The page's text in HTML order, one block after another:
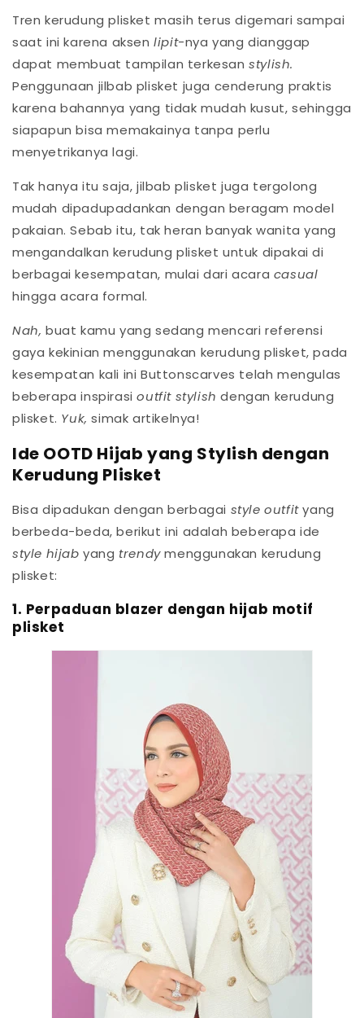
Tren kerudung plisket masih terus digemari sampai
saat ini karena aksenlipit-nya yang dianggap
dapat membuat tampilan terkesanstylish.
Penggunaan jilbab plisket juga cenderung praktis
karena bahannya yang tidak mudah kusut, sehingga
siapapun bisa memakainya tanpa perlu
menyetrikanya lagi.
Tak hanya itu saja, jilbab plisket juga tergolong
mudah dipadupadankan dengan beragam model
pakaian. Sebab itu, tak heran banyak wanita yang
mengandalkan kerudung plisket untuk dipakai di
berbagai kesempatan, mulai dari acara casual
hingga acara formal.
Nah, buat kamu yang sedang mencari referensi
gaya kekinian menggunakan kerudung plisket, pada
kesempatan kali ini Buttonscarves telah mengulas
beberapa inspirasioutfit stylishdengan kerudung
plisket. Yuk,simak artikelnya!
Ide OOTD Hijab yang Stylish dengan
Kerudung Plisket
Bisa dipadukan dengan berbagai style outfityang
berbeda-beda, berikut ini adalah beberapa ide
style hijabyang trendymenggunakan kerudung
plisket:
1. Perpaduan blazer dengan hijab motif
plisket